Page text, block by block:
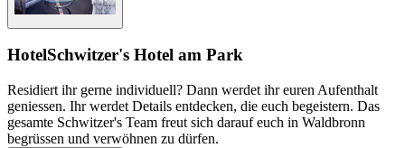
HotelSchwitzer's Hotel am Park
Residiert ihr gerne individuell? Dann werdet ihr euren Aufenthalt
geniessen. Ihr werdet Details entdecken, die euch begeistern. Das
gesamte Schwitzer's Team freut sich darauf euch in Waldbronn
begrüssen und verwöhnen zu dürfen.